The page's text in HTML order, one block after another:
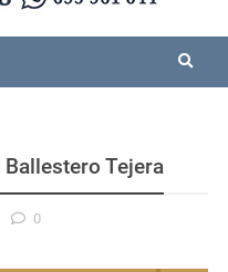
Ballestero Tejera
0